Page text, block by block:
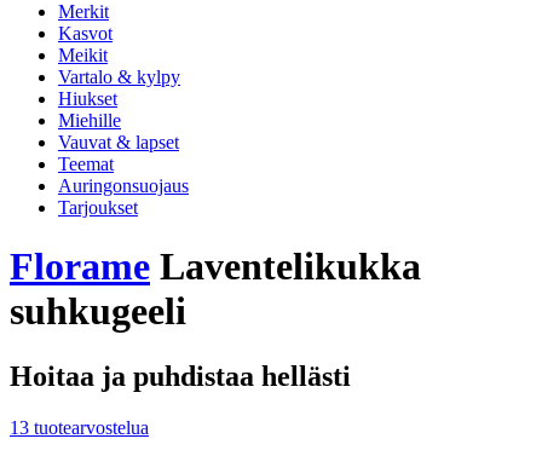
Merkit
Kasvot
Meikit
Vartalo & kylpy
Hiukset
Miehille
Vauvat & lapset
Teemat
Auringonsuojaus
Tarjoukset
Florame Laventelikukka
suhkugeeli
Hoitaa ja puhdistaa hellästi
13 tuotearvostelua